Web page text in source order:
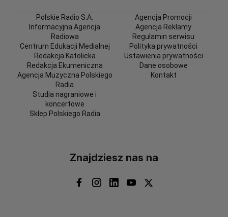
Polskie Radio S.A.
Informacyjna Agencja
Radiowa
Centrum Edukacji Medialnej
Redakcja Katolicka
Redakcja Ekumeniczna
Agencja Muzyczna Polskiego
Radia
Studia nagraniowe i
koncertowe
Sklep Polskiego Radia
Agencja Promocji
Agencja Reklamy
Regulamin serwisu
Polityka prywatności
Ustawienia prywatności
Dane osobowe
Kontakt
Znajdziesz nas na